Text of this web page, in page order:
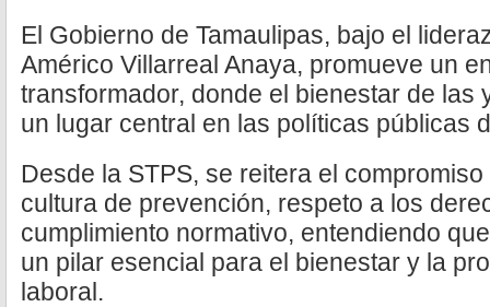
El Gobierno de Tamaulipas, bajo el
Américo Villarreal Anaya, promueve un
transformador, donde el bienestar de las
un lugar central en las políticas públicas
Desde la STPS, se reitera el
cultura de prevención, respeto a los
cumplimiento normativo, entendiendo
un pilar esencial para el bienestar y la
laboral.